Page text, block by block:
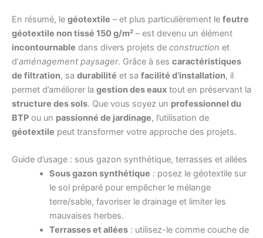
En résumé, le géotextile – et plus particulièrement le feutre
géotextile non tissé 150 g/m² – est devenu un élément
incontournable dans divers projets de construction et
d’aménagement paysager. Grâce à ses caractéristiques
de filtration, sa durabilité et sa facilité d’installation, il
permet d’améliorer la gestion des eaux tout en préservant la
structure des sols. Que vous soyez un professionnel du
BTP ou un passionné de jardinage, l’utilisation de
géotextile peut transformer votre approche des projets.
Guide d’usage : sous gazon synthétique, terrasses et allées
Sous gazon synthétique : posez le géotextile sur
le sol préparé pour empêcher le mélange
terre/sable, favoriser le drainage et limiter les
mauvaises herbes.
Terrasses et allées: utilisez-le comme couche de